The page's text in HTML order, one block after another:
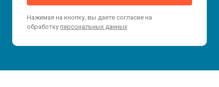
Нажимая на кнопку, вы даете согласие на
обработку персональных данных